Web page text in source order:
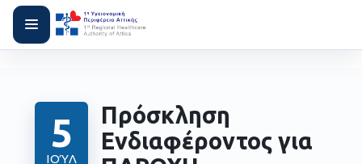
5
ΙΟΎΛ
Πρόσκληση
Ενδιαφέροντος για